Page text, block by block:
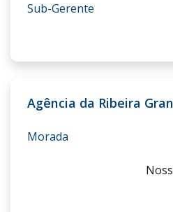
Sub-Gerente
Agência da Ribeira
Morada